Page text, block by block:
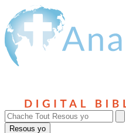
Resous yo